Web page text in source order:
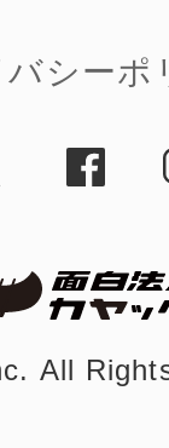
バシーポ
All